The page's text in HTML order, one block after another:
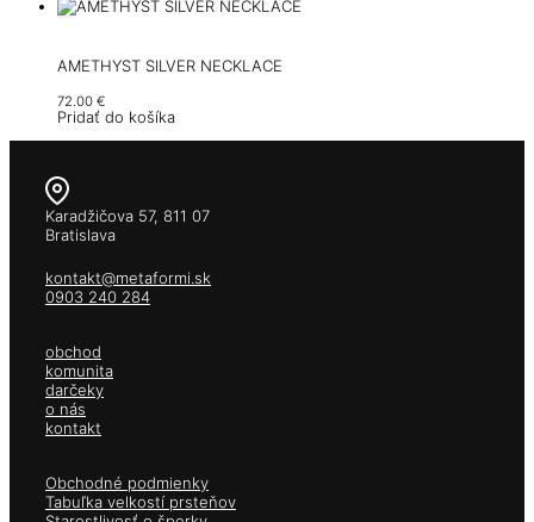
AMETHYST SILVER NECKLACE
72.00 €
Pridať do košíka
Karadžičova 57, 811 07
Bratislava
kontakt@metaformi.sk
0903 240 284
obchod
komunita
darčeky
o nás
kontakt
Obchodné podmienky
Tabuľka velkostí prsteňov